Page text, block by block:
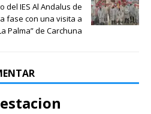
del IES Al Andalus de
fase con una visita a
Palma” de Carchuna